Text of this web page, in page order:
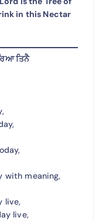
in this Nectar
ਤਿਨੈ
with meaning,
live,
live,